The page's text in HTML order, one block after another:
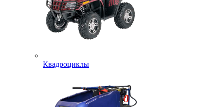
Квадроциклы